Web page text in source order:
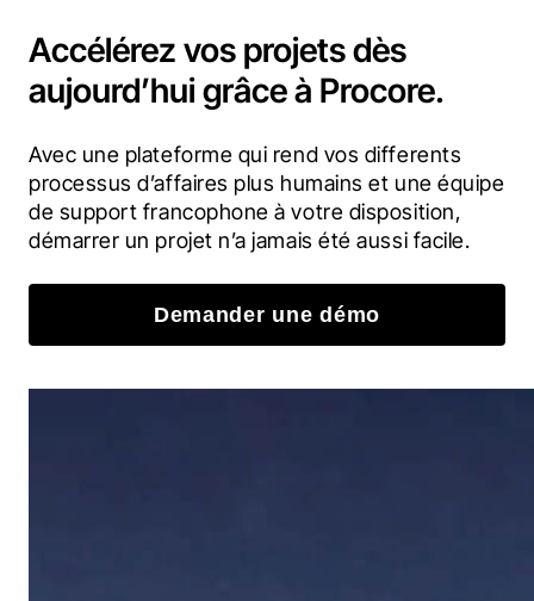
Accélérez vos projets dès
aujourd’hui grâce à Procore.
Avec une plateforme qui rend vos differents
processus d’affaires plus humains et une équipe
de support francophone à votre disposition,
démarrer un projet n’a jamais été aussi facile.
Demander une démo